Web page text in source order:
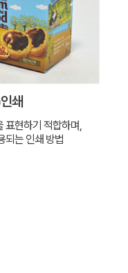
쇄
표현하기 적합하며,
되는 인쇄 방법